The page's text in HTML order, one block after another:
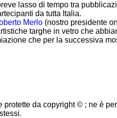
lasso di tempo tra
da tutta Italia.
Merlo(nostro presidente
targhe in vetro che
che per la successiva
da copyright © ; ne è